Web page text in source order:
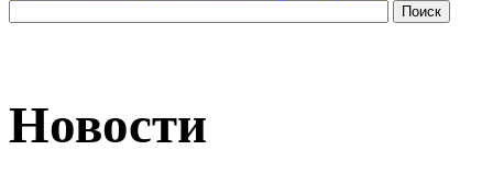
Поиск
Новости